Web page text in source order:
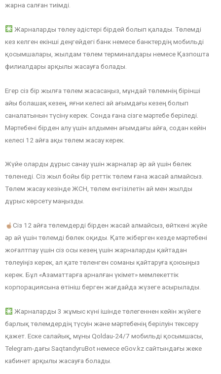
жарна салған тиімді.
Жарналарды төлеу әдістері бірдей болып қалады. Төлемді
кез келген екінші деңгейдегі банк немесе банктердің мобильді
қосымшалары, жылдам төлем терминалдары немесе Қазпошта
филиалдары арқылы жасауға болады.
Егер сіз бір жылға төлем жасасаңыз, мұндай төлемнің бірінші
айы болашақ кезең, яғни келесі ай ағымдағы кезең болып
саналатынын түсіну керек. Сонда ғана сізге мәртебе беріледі.
Мәртебені бірден алу үшін алдымен ағымдағы айға, содан кейін
келесі 12 айға ақы төлем жасау керек.
Жүйе оларды дұрыс санау үшін жарналар әр ай үшін бөлек
төленеді. Сіз жыл бойы бір реттік төлем ғана жасай алмайсыз.
Төлем жасау кезінде ЖСН, төлем енгізілетін ай мен жылды
дұрыс көрсету маңызды.
Сіз 12 айға төлемдерді бірден жасай алмайсыз, өйткені жүйе
әр ай үшін төлемді бөлек оқиды. Қате жіберген кезде мәртебені
жоғалтпау үшін сіз осы кезең үшін жарналарды қайтадан
төлеуіңіз керек, ал қате төленген соманы қайтаруға қоюыңыз
керек. Бұл «Азаматтарға арналған үкімет» мемлекеттік
корпорациясына өтініш берген жағдайда жүзеге асырылады.
Жарналарды 3 жұмыс күні ішінде төлегеннен кейін жүйеге
барлық төлемдердің түсуін және мәртебенің берілуін тексеру
қажет. Еске салайық, мұны Qoldau-24/7 мобильді қосымшасы,
Telegram-дағы SaqtandyruBot немесе eGov.kz сайтындағы жеке
кабинет арқылы жасауға болады.